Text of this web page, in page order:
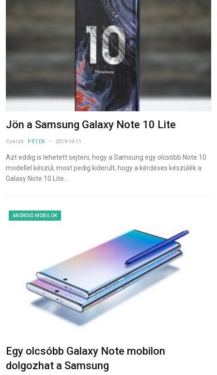
Jön a Samsung Galaxy Note 10 Lite
Szerző: PÉTER 2019-10-11
Azt eddig is lehetett sejteni, hogy a Samsung egy olcsóbb Note 10
modellel készül, most pedig kiderült, hogy a kérdéses készülék a
Galaxy Note 10 Lite…
ANDROID MOBILOK
Egy olcsóbb Galaxy Note mobilon
dolgozhat a Samsung